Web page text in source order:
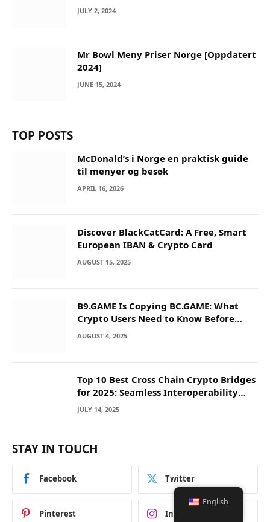
JULY 2, 2024
Mr Bowl Meny Priser Norge [Oppdatert
2024]
JUNE 15, 2024
TOP POSTS
McDonald’s i Norge en praktisk guide
til menyer og besøk
APRIL 16, 2026
Discover BlackCatCard: A Free, Smart
European IBAN & Crypto Card
AUGUST 15, 2025
B9.GAME Is Copying BC.GAME: What
Crypto Users Need to Know Before
They Deposit
AUGUST 4, 2025
Top 10 Best Cross Chain Crypto Bridges
for 2025: Seamless Interoperability
Across Blockchain Networks
JULY 14, 2025
STAY IN TOUCH
Facebook Twitter
Pinterest Instagram
English